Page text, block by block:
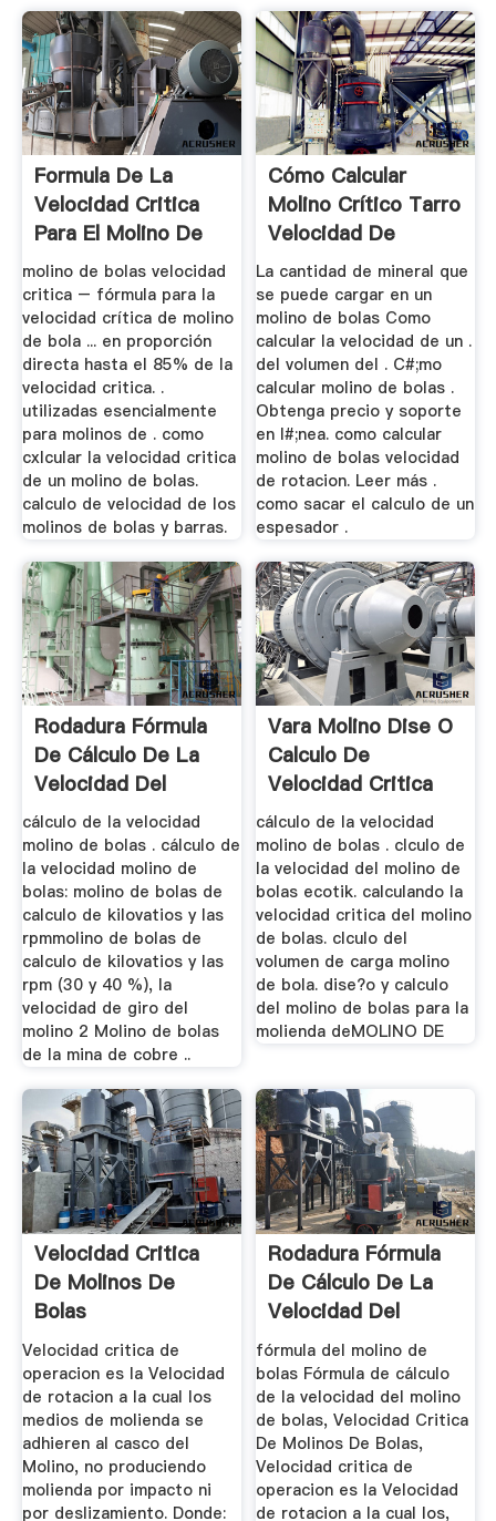
Formula De La
Velocidad Critica
Para El Molino De
Bolas ...
molino de bolas velocidad
critica – fórmula para la
velocidad crítica de molino
de bola ... en proporción
directa hasta el 85% de la
velocidad critica. .
utilizadas esencialmente
para molinos de . como
cxlcular la velocidad critica
de un molino de bolas.
calculo de velocidad de los
molinos de bolas y barras.
Cómo Calcular
Molino Crítico Tarro
Velocidad De
La cantidad de mineral que
se puede cargar en un
molino de bolas Como
calcular la velocidad de un .
del volumen del . C#;mo
calcular molino de bolas .
Obtenga precio y soporte
en l#;nea. como calcular
molino de bolas velocidad
de rotacion. Leer más .
como sacar el calculo de un
espesador .
Rodadura Fórmula
De Cálculo De La
Velocidad Del
Molino
cálculo de la velocidad
molino de bolas . cálculo de
la velocidad molino de
bolas: molino de bolas de
calculo de kilovatios y las
rpmmolino de bolas de
calculo de kilovatios y las
rpm (30 y 40 %), la
velocidad de giro del
molino 2 Molino de bolas
de la mina de cobre ..
Vara Molino Dise O
Calculo De
Velocidad Critica
cálculo de la velocidad
molino de bolas . clculo de
la velocidad del molino de
bolas ecotik. calculando la
velocidad critica del molino
de bolas. clculo del
volumen de carga molino
de bola. dise?o y calculo
del molino de bolas para la
molienda deMOLINO DE
Velocidad Critica
De Molinos De
Bolas
Velocidad critica de
operacion es la Velocidad
de rotacion a la cual los
medios de molienda se
adhieren al casco del
Molino, no produciendo
molienda por impacto ni
por deslizamiento. Donde:
Rodadura Fórmula
De Cálculo De La
Velocidad Del
Molino
fórmula del molino de
bolas Fórmula de cálculo
de la velocidad del molino
de bolas, Velocidad Critica
De Molinos De Bolas,
Velocidad critica de
operacion es la Velocidad
de rotacion a la cual los,